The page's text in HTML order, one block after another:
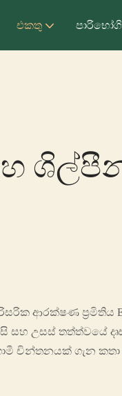
එකතු
ආරක්ෂණ ප්‍රමිතිය
උසස් තත්ත්වයේ
චින්තනයක් ගැන